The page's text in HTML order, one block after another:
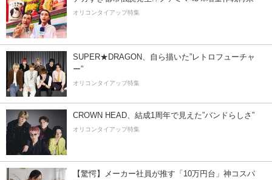
オリコンタイアップ特集
SUPER★DRAGON、自ら描いた”レトロフューチャ
ー”
オリコンタイアップ特集
CROWN HEAD、結成1周年で見えた”バンドらしさ”
オリコンタイアップ特集
【驚愕】メーカー社員が推す「10万円台」神コスパ